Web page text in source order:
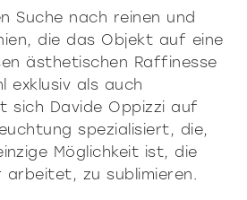
Suche nach reinen und
die das Objekt auf eine
ästhetischen Raffinesse
exklusiv als auch
sich Davide Oppizzi auf
spezialisiert, die,
Möglichkeit ist, die
arbeitet, zu sublimieren.